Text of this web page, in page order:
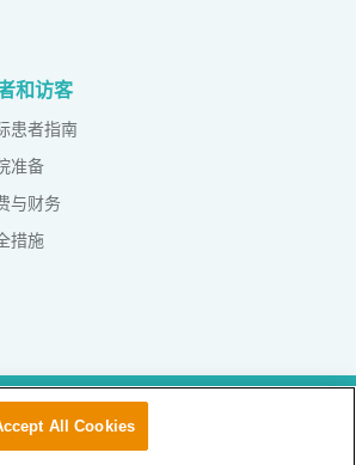
和访客
患者指南
准备
与财务
措施
条款和条件Sustainability
All Cookies